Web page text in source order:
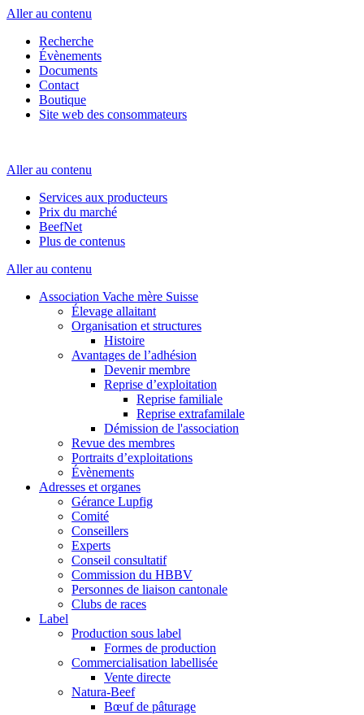
Aller au contenu
Recherche
Évènements
Documents
Contact
Boutique
Site web des consommateurs
Aller au contenu
Services aux producteurs
Prix du marché
BeefNet
Plus de contenus
Aller au contenu
Association Vache mère Suisse
Élevage allaitant
Organisation et structures
Histoire
Avantages de l’adhésion
Devenir membre
Reprise d’exploitation
Reprise familiale
Reprise extrafamilale
Démission de l'association
Revue des membres
Portraits d’exploitations
Évènements
Adresses et organes
Gérance Lupfig
Comité
Conseillers
Experts
Conseil consultatif
Commission du HBBV
Personnes de liaison cantonale
Clubs de races
Label
Production sous label
Formes de production
Commercialisation labellisée
Vente directe
Natura-Beef
Bœuf de pâturage